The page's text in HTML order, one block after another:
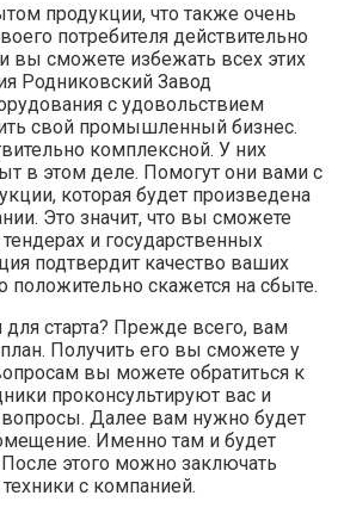
продукции, что также очень
потребителя действительно
вы сможете избежать всех этих
Родниковский Завод
с удовольствием
свой промышленный бизнес.
комплексной. У них
в этом деле. Помогут они вами с
которая будет произведена
Это значит, что вы сможете
и государственных
подтвердит качество ваших
положительно скажется на сбыте.
старта? Прежде всего, вам
Получить его вы сможете у
вы можете обратиться к
проконсультируют вас и
Далее вам нужно будет
Именно там и будет
этого можно заключать
с компанией.